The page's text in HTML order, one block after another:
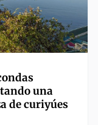
una
de curiyúes